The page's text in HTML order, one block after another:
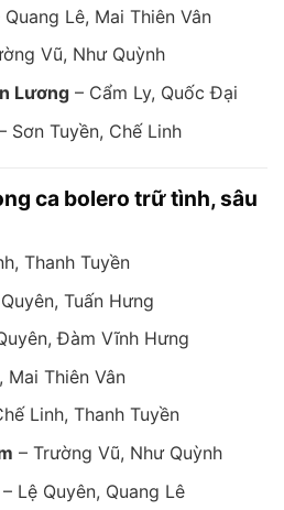
Lê, Mai Thiên Vân
Vũ, Như Quỳnh
Lương– Cẩm Ly, Quốc Đại
Sơn Tuyền, Chế Linh
ca bolero trữ tình, sâu
Thanh Tuyền
Tuấn Hưng
Đàm Vĩnh Hưng
Mai Thiên Vân
Linh, Thanh Tuyền
– Trường Vũ, Như Quỳnh
Lệ Quyên, Quang Lê